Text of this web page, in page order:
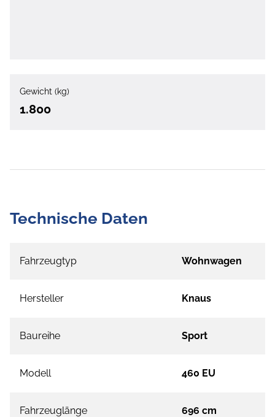
Gewicht (kg)
1.800
Technische Daten
Fahrzeugtyp Wohnwagen
Hersteller Knaus
Baureihe Sport
Modell 460 EU
Fahrzeuglänge 696 cm